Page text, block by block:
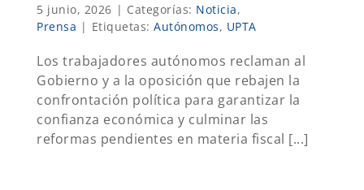
5 junio, 2026 | Categorías: Noticia,
Prensa | Etiquetas: Autónomos, UPTA
Los trabajadores autónomos reclaman al
Gobierno y a la oposición que rebajen la
confrontación política para garantizar la
confianza económica y culminar las
reformas pendientes en materia fiscal [...]